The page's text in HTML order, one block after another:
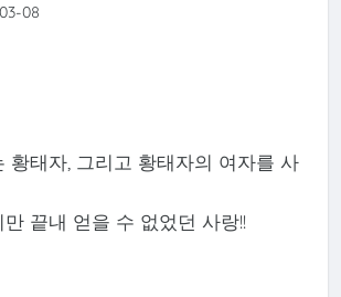
08
황태자, 그리고 황태자의 여자를 사
끝내 얻을 수 없었던 사랑!!